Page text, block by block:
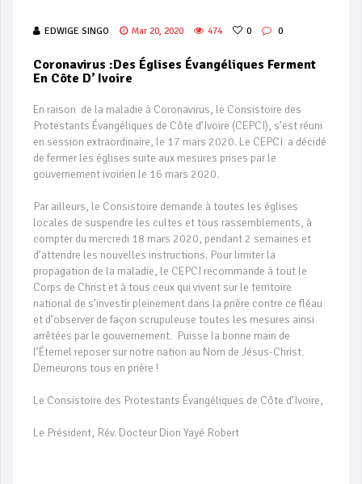
EDWIGE SINGO Mar 20, 2020 474 0 0
Coronavirus :Des Églises Évangéliques Ferment
En Côte D’ Ivoire
En raison de la maladie à Coronavirus, le Consistoire des
Protestants Évangéliques de Côte d’Ivoire (CEPCI), s’est réuni
en session extraordinaire, le 17 mars 2020. Le CEPCI a décidé
de fermer les églises suite aux mesures prises par le
gouvernement ivoirien le 16 mars 2020.
Par ailleurs, le Consistoire demande à toutes les églises
locales de suspendre les cultes et tous rassemblements, à
compter du mercredi 18 mars 2020, pendant 2 semaines et
d’attendre les nouvelles instructions. Pour limiter la
propagation de la maladie, le CEPCI recommande à tout le
Corps de Christ et à tous ceux qui vivent sur le territoire
national de s’investir pleinement dans la prière contre ce fléau
et d’observer de façon scrupuleuse toutes les mesures ainsi
arrêtées par le gouvernement. Puisse la bonne main de
l’Éternel reposer sur notre nation au Nom de Jésus-Christ.
Demeurons tous en prière !
Le Consistoire des Protestants Évangéliques de Côte d’Ivoire,
Le Président, Rév. Docteur Dion Yayé Robert